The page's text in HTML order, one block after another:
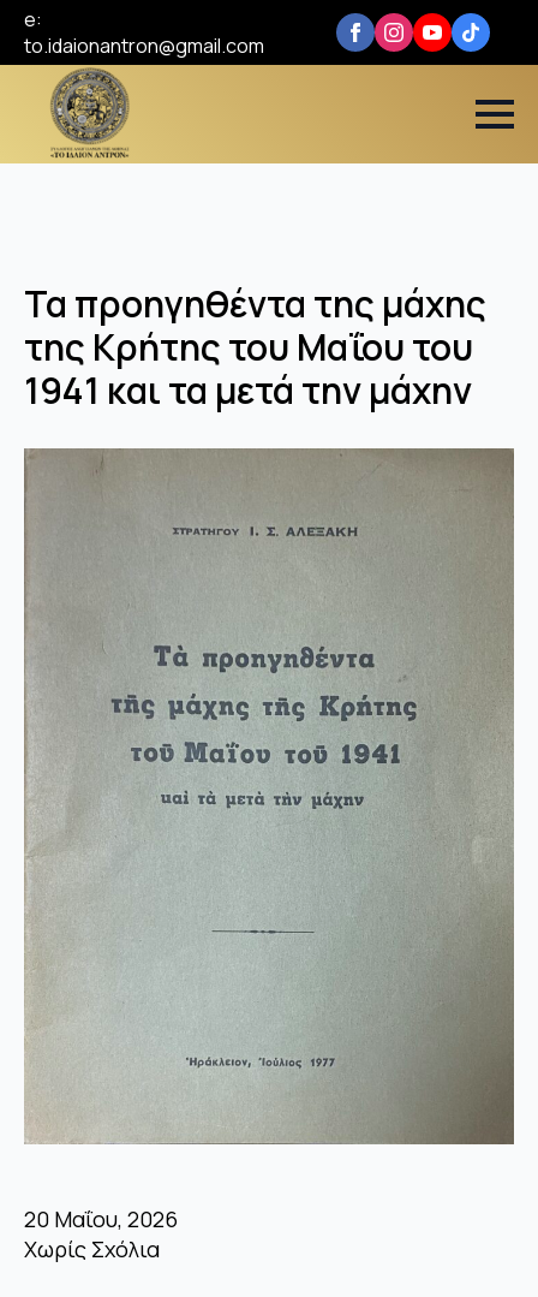
e:
to.idaionantron@gmail.com
Τα προηγηθέντα της μάχης
της Κρήτης του Μαΐου του
1941 και τα μετά την μάχην
20 Μαΐου, 2026
Χωρίς Σχόλια